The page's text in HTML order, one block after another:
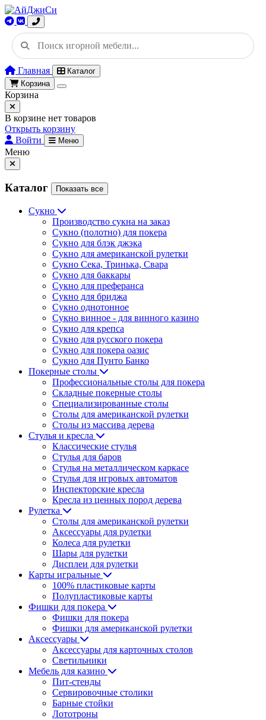
Главная
Каталог
Корзина
Корзина
В корзине нет товаров
Открыть корзину
Войти
Меню
Меню
Каталог Показать все
Сукно
Производство сукна на заказ
Сукно (полотно) для покера
Сукно для блэк джэка
Сукно для американской рулетки
Сукно Сека, Тринька, Свара
Сукно для баккары
Сукно для преферанса
Сукно для бриджа
Сукно однотонное
Сукно винное - для винного казино
Сукно для крепса
Сукно для русского покера
Сукно для покера оазис
Сукно для Пунто Банко
Покерные столы
Профессиональные столы для покера
Складные покерные столы
Специализированные столы
Столы для американской рулетки
Столы из массива дерева
Стулья и кресла
Классические стулья
Стулья для баров
Стулья на металлическом каркасе
Стулья для игровых автоматов
Инспекторские кресла
Кресла из ценных пород дерева
Рулетка
Столы для американской рулетки
Аксессуары для рулетки
Колеса для рулетки
Шары для рулетки
Дисплеи для рулетки
Карты игральные
100% пластиковые карты
Полупластиковые карты
Фишки для покера
Фишки для покера
Фишки для американской рулетки
Аксессуары
Аксессуары для карточных столов
Светильники
Мебель для казино
Пит-стенды
Сервировочные столики
Барные стойки
Лототроны